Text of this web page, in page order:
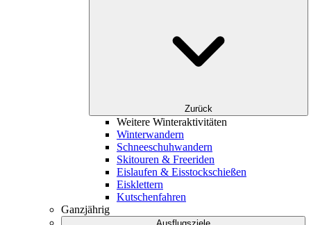
Zurück
Weitere Winteraktivitäten
Winterwandern
Schneeschuhwandern
Skitouren & Freeriden
Eislaufen & Eisstockschießen
Eisklettern
Kutschenfahren
Ganzjährig